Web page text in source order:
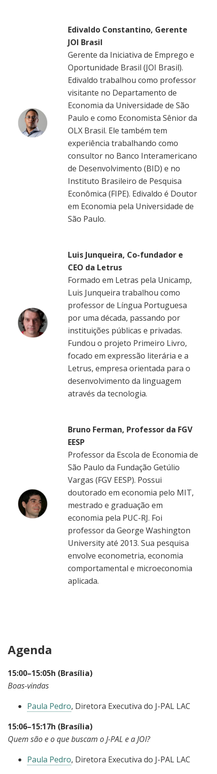
Edivaldo Constantino, Gerente
JOI Brasil
Gerente da Iniciativa de Emprego e
Oportunidade Brasil (JOI Brasil).
Edivaldo trabalhou como professor
visitante no Departamento de
Economia da Universidade de São
Paulo e como Economista Sênior da
OLX Brasil. Ele também tem
experiência trabalhando como
consultor no Banco Interamericano
de Desenvolvimento (BID) e no
Instituto Brasileiro de Pesquisa
Econômica (FIPE). Edivaldo é Doutor
em Economia pela Universidade de
São Paulo.
Luis Junqueira, Co-fundador e
CEO da Letrus
Formado em Letras pela Unicamp,
Luis Junqueira trabalhou como
professor de Língua Portuguesa
por uma década, passando por
instituições públicas e privadas.
Fundou o projeto Primeiro Livro,
focado em expressão literária e a
Letrus, empresa orientada para o
desenvolvimento da linguagem
através da tecnologia.
Bruno Ferman, Professor da FGV
EESP
Professor da Escola de Economia de
São Paulo da Fundação Getúlio
Vargas (FGV EESP). Possui
doutorado em economia pelo MIT,
mestrado e graduação em
economia pela PUC-RJ. Foi
professor da George Washington
University até 2013. Sua pesquisa
envolve econometria, economia
comportamental e microeconomia
aplicada.
Agenda
15:00–15:05h (Brasília)
Boas-vindas
Paula Pedro, Diretora Executiva do J-PAL LAC
15:06–15:17h (Brasília)
Quem são e o que buscam o J-PAL e a JOI?
Paula Pedro, Diretora Executiva do J-PAL LAC